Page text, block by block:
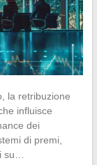
la retribuzione
influisce
dei
di premi,
su…